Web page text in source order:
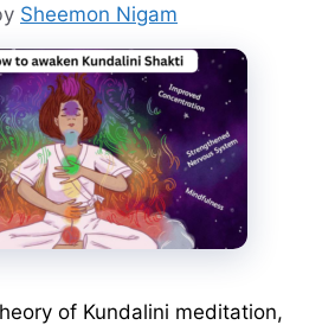
Sheemon Nigam
of Kundalini meditation,